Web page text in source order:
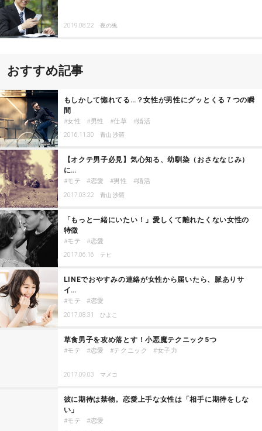
2019.08.22 夜の兎
おすすめ記事
もしかして惚れてる…？女性が男性にグッとくる７つの瞬
間
女性 男性 仕草 婚活
2016.11.30 青山 沙羅
【オクテ男子必見】気心知る、幼馴染（おさななじみ）
に…
モテ 恋愛 男性 婚活
2017.03.22 青山 沙羅
「もっと一緒にいたい！」愛しくて離れたくない女性の
特徴
モテ 恋愛
2017.06.16 テヒ
LINEでおやすみの連絡が女性から届いたら、脈ありサ
イ…
モテ 恋愛
2017.08.31 ひよこ
草食男子を攻め落とす！小悪魔テクニック5つ
モテ 恋愛 テクニック 女子力
2017.09.03 マメコ
彼に期待は禁物。恋愛上手な女性は「相手に期待をしな
い」
モテ 恋愛